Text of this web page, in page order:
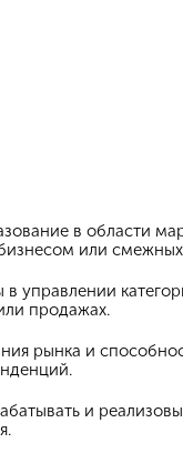
в области
или
управлении
продажах.
рынка и
и